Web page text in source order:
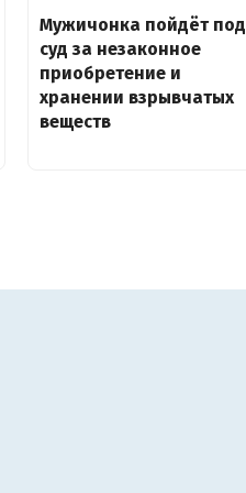
Мужичонка пойдёт под
суд за незаконное
приобретение и
хранении взрывчатых
веществ